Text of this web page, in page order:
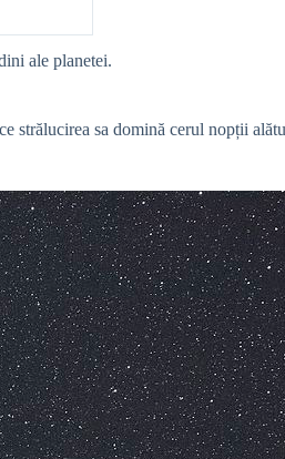
ale planetei.
strălucirea sa domină cerul nopții